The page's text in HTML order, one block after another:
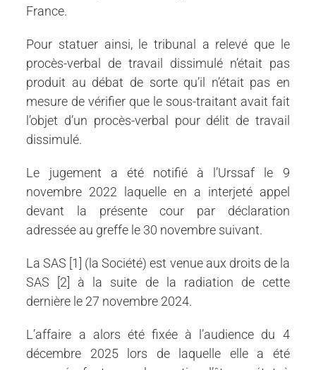
France.
Pour statuer ainsi, le tribunal a relevé que le
procès-verbal de travail dissimulé n’était pas
produit au débat de sorte qu’il n’était pas en
mesure de vérifier que le sous-traitant avait fait
l’objet d’un procès-verbal pour délit de travail
dissimulé.
Le jugement a été notifié à l’Urssaf le 9
novembre 2022 laquelle en a interjeté appel
devant la présente cour par déclaration
adressée au greffe le 30 novembre suivant.
La SAS [1] (la Société) est venue aux droits de la
SAS [2] à la suite de la radiation de cette
dernière le 27 novembre 2024.
L’affaire a alors été fixée à l’audience du 4
décembre 2025 lors de laquelle elle a été